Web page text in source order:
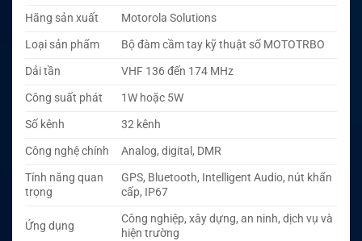
Hãng sản xuất
Motorola Solutions
Loại sản phẩm
Bộ đàm cầm tay kỹ thuật số MOTOTRBO
Dải tần
VHF 136 đến 174 MHz
Công suất phát
1W hoặc 5W
Số kênh
32 kênh
Công nghệ chính
Analog, digital, DMR
Tính năng quan
trọng
GPS, Bluetooth, Intelligent Audio, nút khẩn
cấp, IP67
Ứng dụng
Công nghiệp, xây dựng, an ninh, dịch vụ và
hiện trường